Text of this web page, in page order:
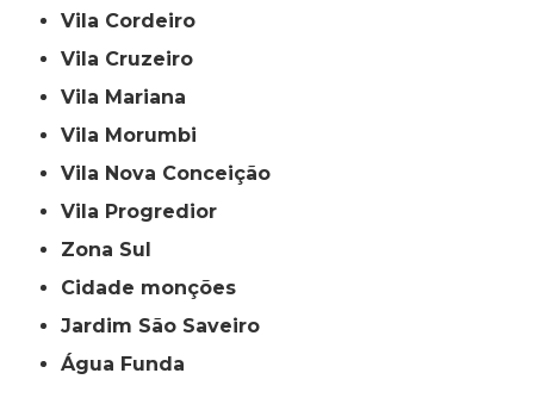
Vila Cordeiro
Vila Cruzeiro
Vila Mariana
Vila Morumbi
Vila Nova Conceição
Vila Progredior
Zona Sul
cidade monções
jardim São Saveiro
Água Funda